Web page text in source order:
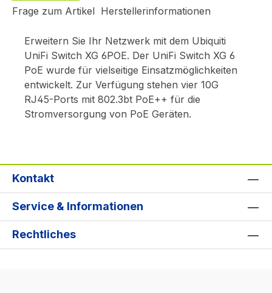
Frage zum Artikel Herstellerinformationen
Erweitern Sie Ihr Netzwerk mit dem Ubiquiti
UniFi Switch XG 6POE. Der UniFi Switch XG 6
PoE wurde für vielseitige Einsatzmöglichkeiten
entwickelt. Zur Verfügung stehen vier 10G
RJ45-Ports mit 802.3bt PoE++ für die
Stromversorgung von PoE Geräten.
Kontakt
Service & Informationen
Rechtliches